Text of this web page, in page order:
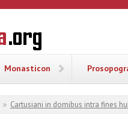
Monasticon
» Cartusiani in domibus intra fines